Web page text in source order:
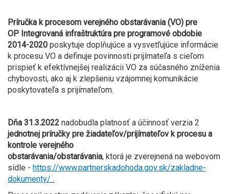
Príručka k procesom verejného obstarávania (VO) pre
OP Integrovaná infraštruktúra pre programové obdobie
2014-2020 poskytuje doplňujúce a vysvetľujúce informácie
k procesu VO a definuje povinnosti prijímateľa s cieľom
prispieť k efektívnejšej realizácii VO za súčasného zníženia
chybovosti, ako aj k zlepšeniu vzájomnej komunikácie
poskytovateľa s prijímateľom.
Dňa 31.3.2022 nadobudla platnosť a účinnosť verzia 2
jednotnej príručky pre žiadateľov/prijímateľov k procesu a
kontrole verejného
obstarávania/obstarávania, ktorá je zverejnená na webovom
sídle - https://www.partnerskadohoda.gov.sk/zakladne-
dokumenty/ .